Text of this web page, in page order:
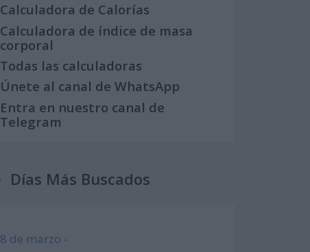
Calculadora de Calorías
Calculadora de índice de masa
corporal
Todas las calculadoras
Únete al canal de WhatsApp
Entra en nuestro canal de
Telegram
Días Más Buscados
8 de marzo -